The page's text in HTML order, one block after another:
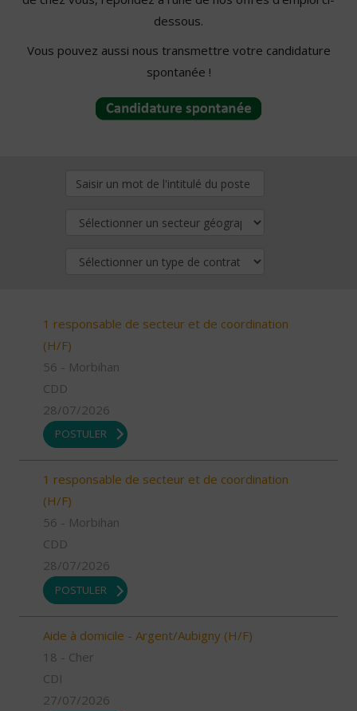
dessous.
Vous pouvez aussi nous transmettre votre candidature
spontanée !
1 responsable de secteur et de coordination
(H/F)
56 - Morbihan
CDD
28/07/2026
POSTULER
1 responsable de secteur et de coordination
(H/F)
56 - Morbihan
CDD
28/07/2026
POSTULER
Aide à domicile - Argent/Aubigny (H/F)
18 - Cher
CDI
27/07/2026